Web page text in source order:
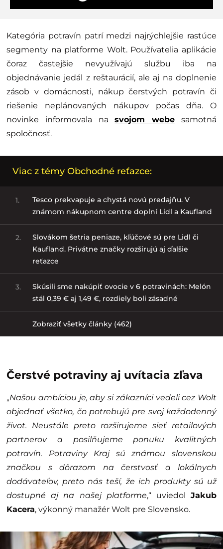
Kategória potravín patrí medzi najrýchlejšie rastúce
segmenty na platforme Wolt. Používatelia aplikácie
čoraz častejšie nevyužívajú službu iba na
objednávanie jedál z reštaurácií, ale aj na doplnenie
zásob v domácnosti, nákup čerstvých potravín či
riešenie neplánovaných nákupov počas dňa. O
novinke informovala nasvojom webe samotná
spoločnosť.
Viac z témy Obchodné reťazce:
1.
Tesco prekvapuje a chystá novú predajňu. V
známom nákupnom centre doplní Lidl a Kaufland
2.
Slovákom šetria peniaze, kľúčové sú pre Lidl či
Kaufland. Privátne značky rozširujú aj ďalšie
reťazce
3.
Skúsili sme nakúpiť ovocie v 6 potravinách: Melón
stál 0,39 € aj 1,49 €, rozdiely boli zásadné
Zobraziť všetky články (462)
Čerstvé potraviny aj uvítacia zľava
„Našou ambíciou je, aby si zákazníci vedeli cez Wolt
objednať všetko, čo potrebujú pre svoj každodenný
život. Neustále preto rozširujeme sieť retailových
partnerov a posilňujeme ponuku kvalitných
potravín. Potraviny Kraj sú známou slovenskou
značkou s dôrazom na čerstvosť a lokálnych
dodávateľov, preto nás teší, že ich produkty sú už
dostupné aj na našej platforme,“ uviedolJakub
Kacera, výkonný manažér Wolt pre Slovensko.